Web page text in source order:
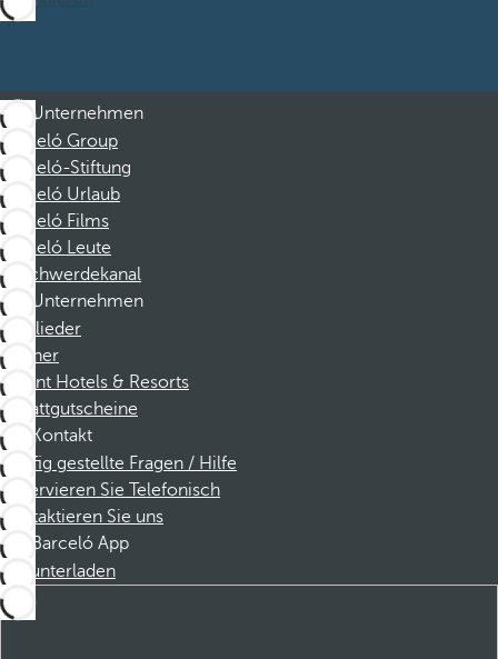
Unternehmen
Barceló Group
Barceló-Stiftung
Barceló Urlaub
Barceló Films
Barceló Leute
Beschwerdekanal
Unternehmen
Mitglieder
Partner
Dorint Hotels & Resorts
Rabattgutscheine
Kontakt
Häufig gestellte Fragen / Hilfe
Reservieren Sie Telefonisch
Kontaktieren Sie uns
Barceló App
Herunterladen